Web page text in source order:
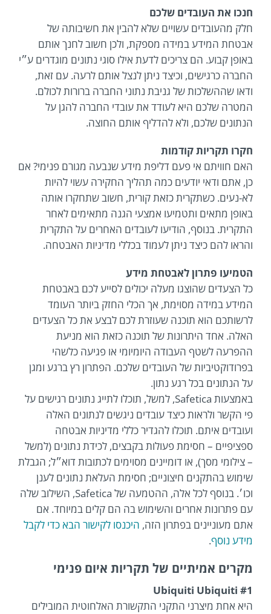
חנכו את העובדים שלכם
חלק מהעובדים עשויים שלא להבין את חשיבותה של
אבטחת המידע במידה מספקת, ולכן חשוב לחנך אותם
באופן קבוע. הם צריכים לדעת אילו סוגי נתונים מוגדרים ע״י
החברה כרגישים, וכיצד ניתן לנצל אותם לרעה. עם זאת,
ודאו שההשלכות של גניבת נתוני החברה ברורות לכולם.
המטרה שלכם היא לעודד את עובדי החברה להגן על
הנתונים שלכם, ולא להדליף אותם החוצה.
חקרו תקריות קודמות
האם חוויתם אי פעם דליפת מידע שנבעה מגורם פנימי? אם
כן, אתם ודאי יודעים כמה תהליך החקירה עשוי להיות
לא-נעים. כשתקרית כזאת קורית, חשוב שתחקרו אותה
באופן מתאים ותטמיעו אמצעי הגנה מתאימים לאחר
התקרית. בנוסף, הודיעו לעובדים האחרים על התקרית
והראו להם כיצד ניתן לעמוד בכללי מדיניות האבטחה.
הטמיעו פתרון לאבטחת מידע
כל הצעדים שהוצגו מעלה יכולים לסייע לכם באבטחת
המידע במידה מסוימת, אך הכלי החזק ביותר העומד
לרשותכם הוא תוכנה שעוזרת לכם לבצע את כל הצעדים
האלה. אחד היתרונות של תוכנה כזאת הוא מניעת
ההפרעה לשטף העבודה היומיומי או פגיעה כלשהי
בפרודוקטיביות של העובדים שלכם. הפתרון רץ ברגע ומגן
על הנתונים בכל רגע נתון.
באמצעות Safetica, למשל, תוכלו לתייג נתונים רגישים על
פי הקשר ולראות כיצד עובדים ניגשים לנתונים האלה
ועובדים איתם. תוכלו להגדיר כללי מדיניות אבטחה
ספציפיים – חסימת פעולות בקבצים, לכידת נתונים (למשל
– צילומי מסך), או דומיינים מסוימים לכתובות דוא״ל; הגבלת
שימוש בהתקנים חיצוניים; חסימת העלאת נתונים לענן
וכו׳. בנוסף לכל אלה, ההטמעה של Safetica, השילוב שלה
עם פתרונות אחרים והשימוש בה הם קלים במיוחד. אם
אתם מעוניינים בפתרון הזה, היכנסו לקישור הבא כדי לקבל
מידע נוסף.
מקרים אמיתיים של תקריות איום פנימי
#1 Ubiquiti Ubiquiti
היא אחת מיצרני התקני התקשורת האלחוטית המובילים